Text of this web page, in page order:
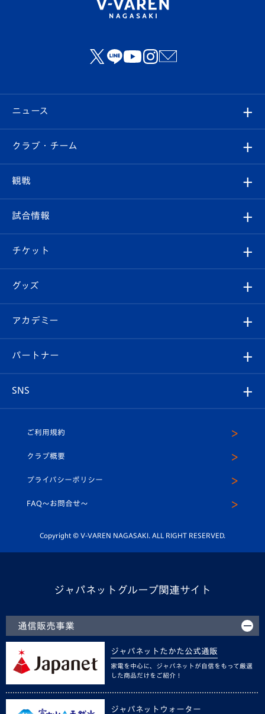
ニュース
すべて
クラブ
試合情報
チケット
イベント
メディア
ホームタウン
クラブ・チーム
クラブ概要
エンブレム紹介
スタッフプロフィール
マスコット紹介
平和祈念活動
ホームタウン活動
観戦
観戦ルール
はじめての観戦ガイド
Revive Team
ヴィヴィくんの長崎おもてなしガイド
試合情報
試合日程/結果
フォトギャラリー
スタジアムグルメ
チケット
チケット
V-LOVERS（ファンクラブ）
プレイヤーズスイート
グッズ
オンラインショップ
店舗情報
アカデミー
育成からのお知らせ
U-18
スクール
パートナー
SNS
ヴィヴィくんインスタグラム
公式LINE＠
ご利用規約
クラブ概要
プライバシーポリシー
FAQ〜お問合せ〜
Copyright © V-VAREN NAGASAKI. ALL RIGHT RESERVED.
ジャパネットグループ関連サイト
通信販売事業
ジャパネットたかた公式通販
家電を中心に、ジャパネットが自信をもって厳選
した商品だけをご紹介！
ジャパネットウォーター